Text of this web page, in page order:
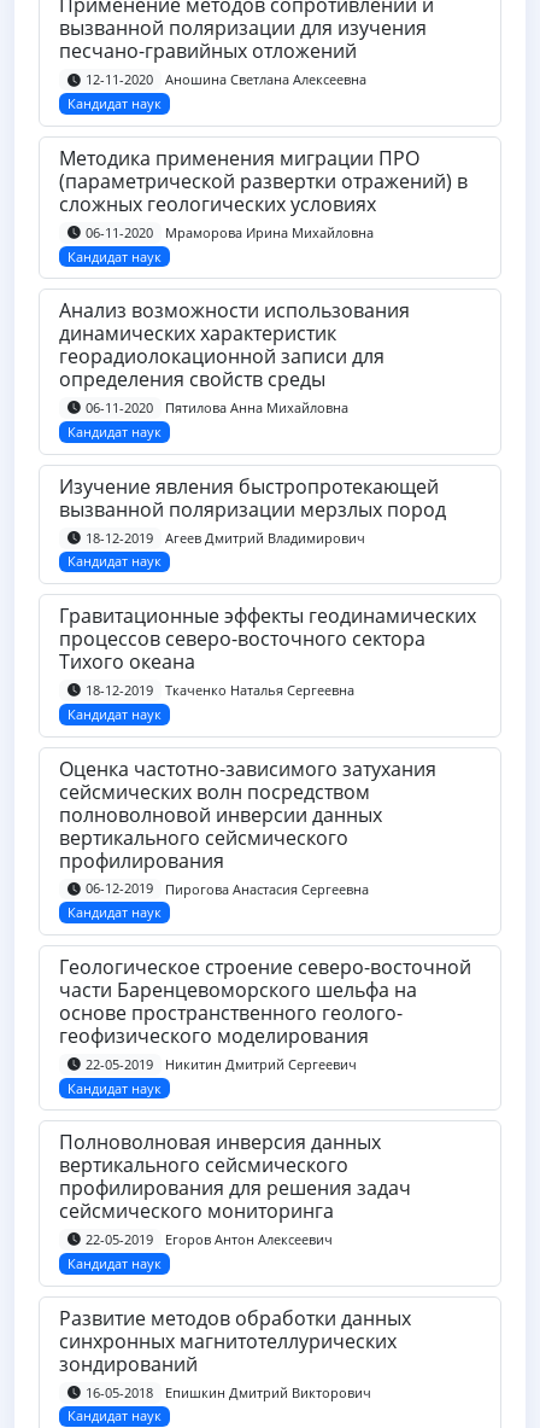
Применение методов сопротивлений и
вызванной поляризации для изучения
песчано-гравийных отложений
12-11-2020
Аношина Светлана Алексеевна
Кандидат наук
Методика применения миграции ПРО
(параметрической развертки отражений) в
сложных геологических условиях
06-11-2020
Мраморова Ирина Михайловна
Кандидат наук
Анализ возможности использования
динамических характеристик
георадиолокационной записи для
определения свойств среды
06-11-2020
Пятилова Анна Михайловна
Кандидат наук
Изучение явления быстропротекающей
вызванной поляризации мерзлых пород
18-12-2019
Агеев Дмитрий Владимирович
Кандидат наук
Гравитационные эффекты геодинамических
процессов северо-восточного сектора
Тихого океана
18-12-2019
Ткаченко Наталья Сергеевна
Кандидат наук
Оценка частотно-зависимого затухания
сейсмических волн посредством
полноволновой инверсии данных
вертикального сейсмического
профилирования
06-12-2019
Пирогова Анастасия Сергеевна
Кандидат наук
Геологическое строение северо-восточной
части Баренцевоморского шельфа на
основе пространственного геолого-
геофизического моделирования
22-05-2019
Никитин Дмитрий Сергеевич
Кандидат наук
Полноволновая инверсия данных
вертикального сейсмического
профилирования для решения задач
сейсмического мониторинга
22-05-2019
Егоров Антон Алексеевич
Кандидат наук
Развитие методов обработки данных
синхронных магнитотеллурических
зондирований
16-05-2018
Епишкин Дмитрий Викторович
Кандидат наук